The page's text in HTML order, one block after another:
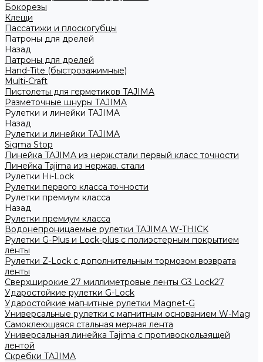
Бокорезы
Клещи
Пассатижи и плоскогубцы
Патроны для дрелей
Назад
Патроны для дрелей
Hand-Tite (быстрозажимные)
Multi-Craft
Пистолеты для герметиков TAJIMA
Разметочные шнуры TAJIMA
Рулетки и линейки TAJIMA
Назад
Рулетки и линейки TAJIMA
Sigma Stop
Линейка TAJIMA из нерж.стали первый класс точности
Линейка Tajima из нержав. стали
Рулетки Hi-Lock
Рулетки первого класса точности
Рулетки премиум класса
Назад
Рулетки премиум класса
Водонепроницаемые рулетки TAJIMA W-THICK
Рулетки G-Plus и Lock-plus с полиэстерным покрытием
ленты
Рулетки Z-Lock с дополнительным тормозом возврата
ленты
Сверхширокие 27 миллиметровые ленты G3 Lock27
Ударостойкие рулетки G-Lock
Ударостойкие магнитные рулетки Magnet-G
Универсальные рулетки с магнитным основанием W-Mag
Самоклеющаяся стальная мерная лента
Универсальная линейка Tajima с противоскользящей
лентой
Скребки TAJIMA